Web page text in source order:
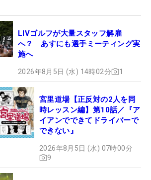
LIVゴルフが大量スタッフ解雇
へ？ あすにも選手ミーティング実
施へ
2026年8月5日 (水) 14時02分 1
宮里道場【正反対の2人を同
時レッスン編】第10話／『ア
イアンでできてドライバーで
できない』
2026年8月5日 (水) 07時00分
9